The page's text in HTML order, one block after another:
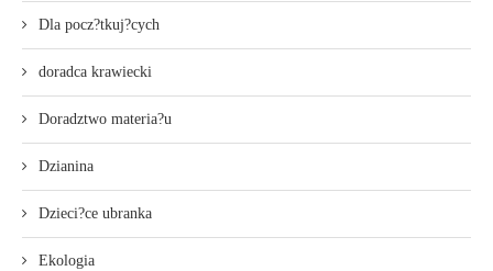
Dla pocz?tkuj?cych
doradca krawiecki
Doradztwo materia?u
Dzianina
Dzieci?ce ubranka
Ekologia